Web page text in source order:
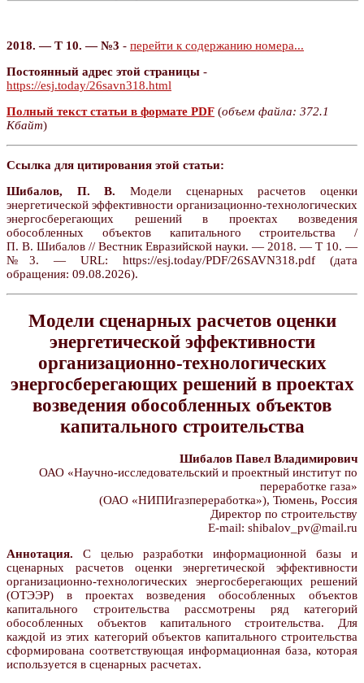
2018. — Т 10. — №3 - перейти к содержанию номера...
Постоянный адрес этой страницы -
https://esj.today/26savn318.html
Полный текст статьи в формате PDF (объем файла: 372.1
Кбайт)
Ссылка для цитирования этой статьи:
Шибалов, П. В. Модели сценарных расчетов оценки
энергетической эффективности организационно-технологических
энергосберегающих решений в проектах возведения
обособленных объектов капитального строительства /
П. В. Шибалов // Вестник Евразийской науки. — 2018. — Т 10. —
№3. — URL: https://esj.today/PDF/26SAVN318.pdf (дата
обращения: 09.08.2026).
Модели сценарных расчетов оценки
энергетической эффективности
организационно-технологических
энергосберегающих решений в проектах
возведения обособленных объектов
капитального строительства
Шибалов Павел Владимирович
ОАО «Научно-исследовательский и проектный институт по
переработке газа»
(ОАО «НИПИгазпереработка»), Тюмень, Россия
Директор по строительству
E-mail: shibalov_pv@mail.ru
Аннотация. С целью разработки информационной базы и
сценарных расчетов оценки энергетической эффективности
организационно-технологических энергосберегающих решений
(ОТЭЭР) в проектах возведения обособленных объектов
капитального строительства рассмотрены ряд категорий
обособленных объектов капитального строительства. Для
каждой из этих категорий объектов капитального строительства
сформирована соответствующая информационная база, которая
используется в сценарных расчетах.